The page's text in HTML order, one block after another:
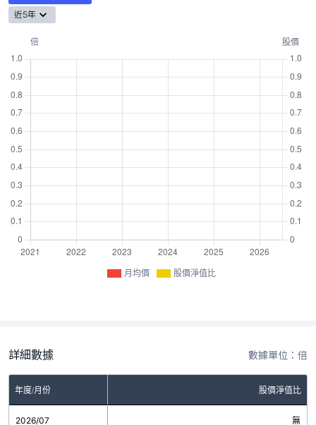
近5年
月均價 股價淨值比
詳細數據 數據單位：倍
年度/月份 股價淨值比
2026/07 無